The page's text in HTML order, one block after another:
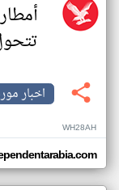
اخبار
WH28AH